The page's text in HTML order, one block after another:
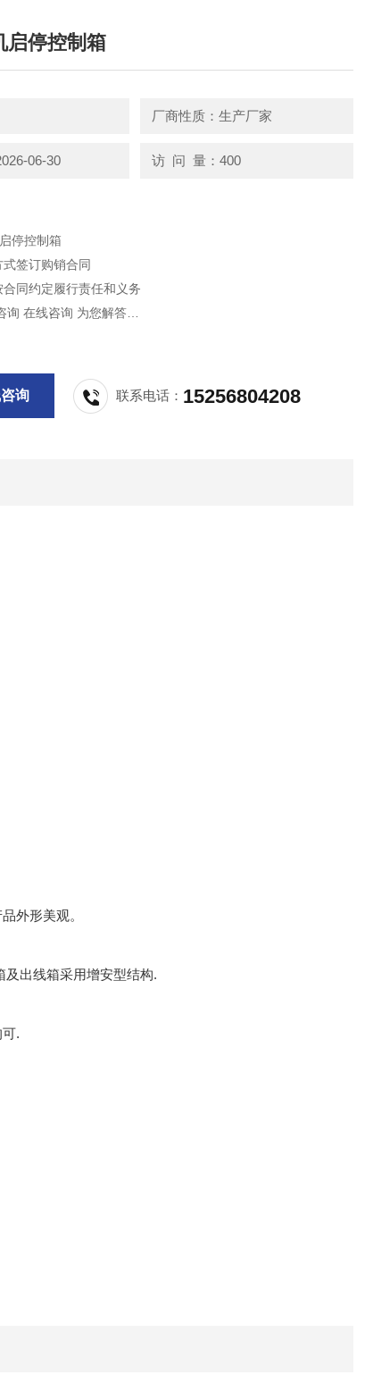
启停控制箱
厂商性质：生产厂家
06-30 访 问 量：400
停控制箱
签订购销合同
同约定履行责任和义务
四，咨询 咨询 在线咨询 为您解答
询 联系电话： 15256804208
外形美观。
出线箱采用增安型结构.
.